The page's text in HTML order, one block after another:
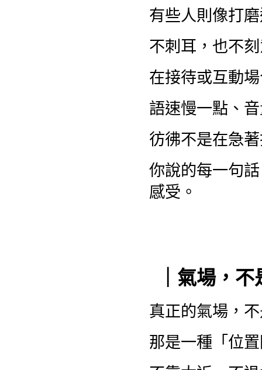
有些人則像打
不刺耳，也不
在接待或互動
語速慢一點、
彷彿不是在急
你說的每一句
感受。
｜氣場，
真正的氣場，
那是一種「位